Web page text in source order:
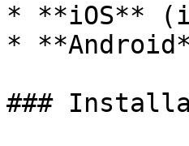
* **iOS**
*
###